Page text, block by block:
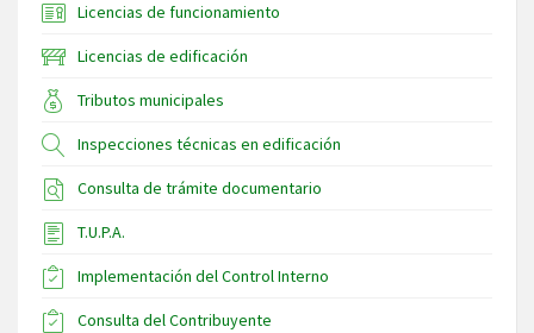
Licencias de funcionamiento
Licencias de edificación
Tributos municipales
Inspecciones técnicas en edificación
Consulta de trámite documentario
T.U.P.A.
Implementación del Control Interno
Consulta del Contribuyente